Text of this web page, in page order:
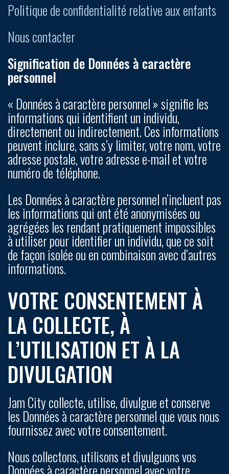
Politique de confidentialité relative aux enfants
Nous contacter
Signification de Données à caractère
personnel
« Données à caractère personnel » signifie les
informations qui identifient un individu,
directement ou indirectement. Ces informations
peuvent inclure, sans s’y limiter, votre nom, votre
adresse postale, votre adresse e-mail et votre
numéro de téléphone.
Les Données à caractère personnel n’incluent pas
les informations qui ont été anonymisées ou
agrégées les rendant pratiquement impossibles
à utiliser pour identifier un individu, que ce soit
de façon isolée ou en combinaison avec d’autres
informations.
VOTRE CONSENTEMENT À
LA COLLECTE, À
L’UTILISATION ET À LA
DIVULGATION
Jam City collecte, utilise, divulgue et conserve
les Données à caractère personnel que vous nous
fournissez avec votre consentement.
Nous collectons, utilisons et divulguons vos
Données à caractère personnel avec votre